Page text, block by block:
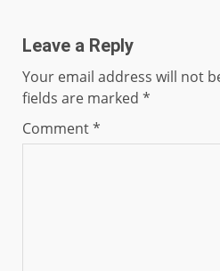
Leave a Reply
Your email address will not
fields are marked *
Comment*